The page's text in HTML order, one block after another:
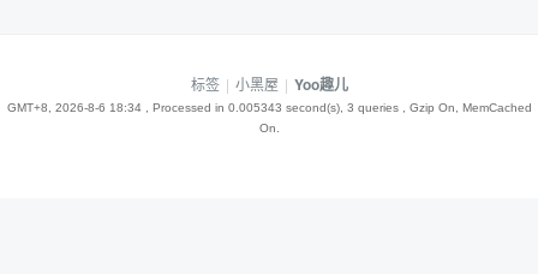
标签 | 小黑屋 | Yoo趣儿
GMT+8, 2026-8-6 18:34, Processed in 0.005343 second(s), 3 queries , Gzip On, MemCached
On.